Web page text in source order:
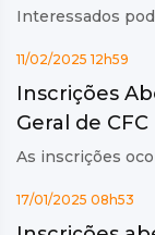
Interessados
11/02/2025 12h59
Inscrições
Geral de
As inscrições
17/01/2025 08h53